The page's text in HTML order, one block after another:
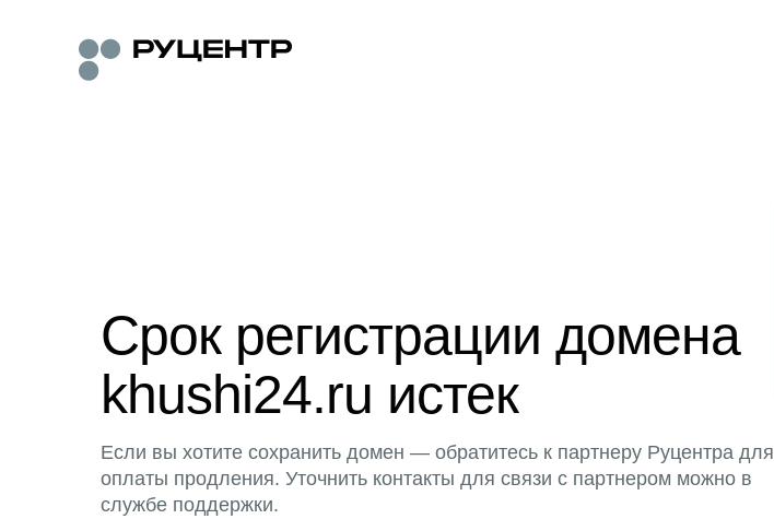
Срок регистрации домена
khushi24.ru истек
Если вы хотите сохранить домен — обратитесь к партнеру Руцентра для
оплаты продления. Уточнить контакты для связи с партнером можно в
службе поддержки.